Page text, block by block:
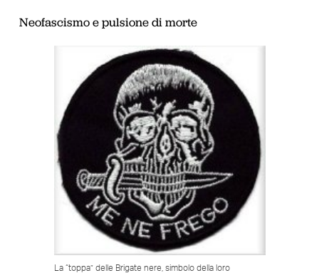
Neofascismo e pulsione di morte
La “toppa” delle Brigate nere, simbolo della loro